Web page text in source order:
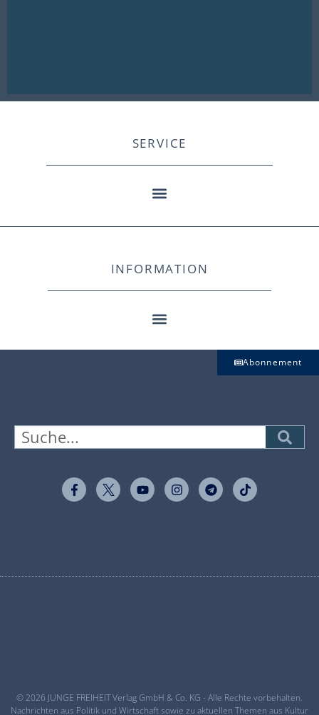
SERVICE
INFORMATION
Abonnement
© 2026 JUNGE FREIHEIT Verlag GmbH & Co. KG - Alle Rechte vorbehalten.
Nachrichten aus Politik und Wirtschaft sowie zu aktuellen Themen aus Kultur